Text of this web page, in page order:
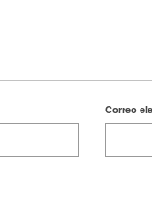
Correo